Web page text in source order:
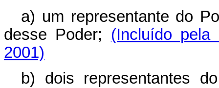
a) um representante do
desse Poder; (Incluído pela
2001)
b) dois representantes